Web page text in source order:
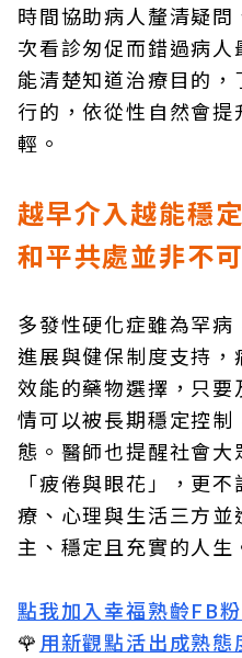
時間協助病人釐清疑
次看診匆促而錯過病
能清楚知道治療目的
行的，依從性自然會
輕。
越早介入越能穩
和平共處並非不
多發性硬化症雖為罕
進展與健保制度支持
效能的藥物選擇，只
情可以被長期穩定控
態。醫師也提醒社會
「疲倦與眼花」，更
療、心理與生活三方
主、穩定且充實的人生
點我加入幸福熟齡FB
🌹 用新觀點活出成熟